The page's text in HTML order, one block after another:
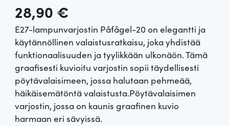
28,90 €
E27-lampunvarjostin Påfågel-20 on elegantti ja
käytännöllinen valaistusratkaisu, joka yhdistää
funktionaalisuuden ja tyylikkään ulkonäön. Tämä
graafisesti kuvioitu varjostin sopii täydellisesti
pöytävalaisimeen, jossa halutaan pehmeää,
häikäisemätöntä valaistusta.Pöytävalaisimen
varjostin, jossa on kaunis graafinen kuvio
harmaan eri sävyissä.